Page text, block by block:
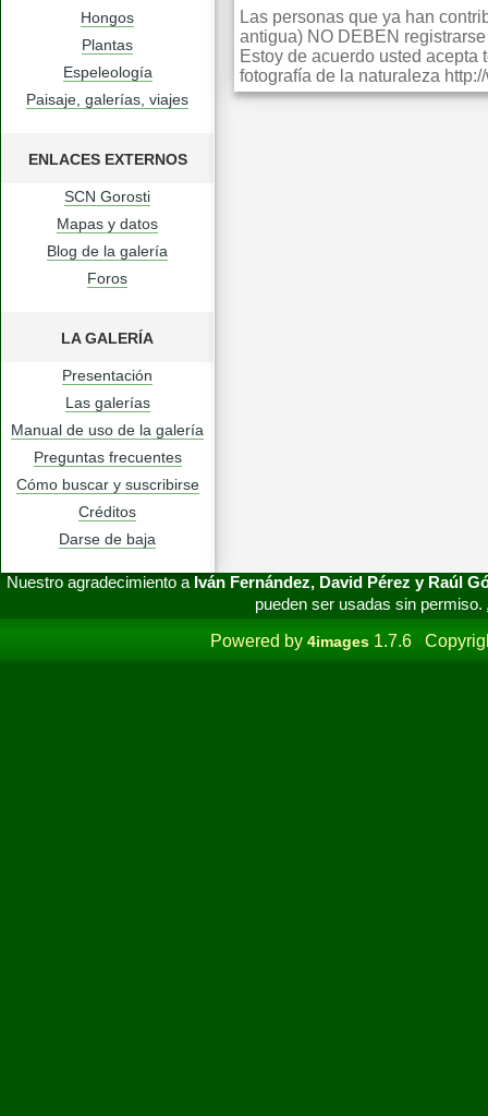
Hongos
Plantas
Espeleología
Paisaje, galerías, viajes
ENLACES EXTERNOS
SCN Gorosti
Mapas y datos
Blog de la galería
Foros
LA GALERÍA
Presentación
Las galerías
Manual de uso de la galería
Preguntas frecuentes
Cómo buscar y suscribirse
Créditos
Darse de baja
Las personas que ya han
antigua) NO DEBEN
Estoy de acuerdo usted
fotografía de la naturaleza
Nuestro agradecimiento a Iván Fernández, David Pérez y Raúl
pueden ser usadas sin permiso.
Powered by 4images 1.7.6